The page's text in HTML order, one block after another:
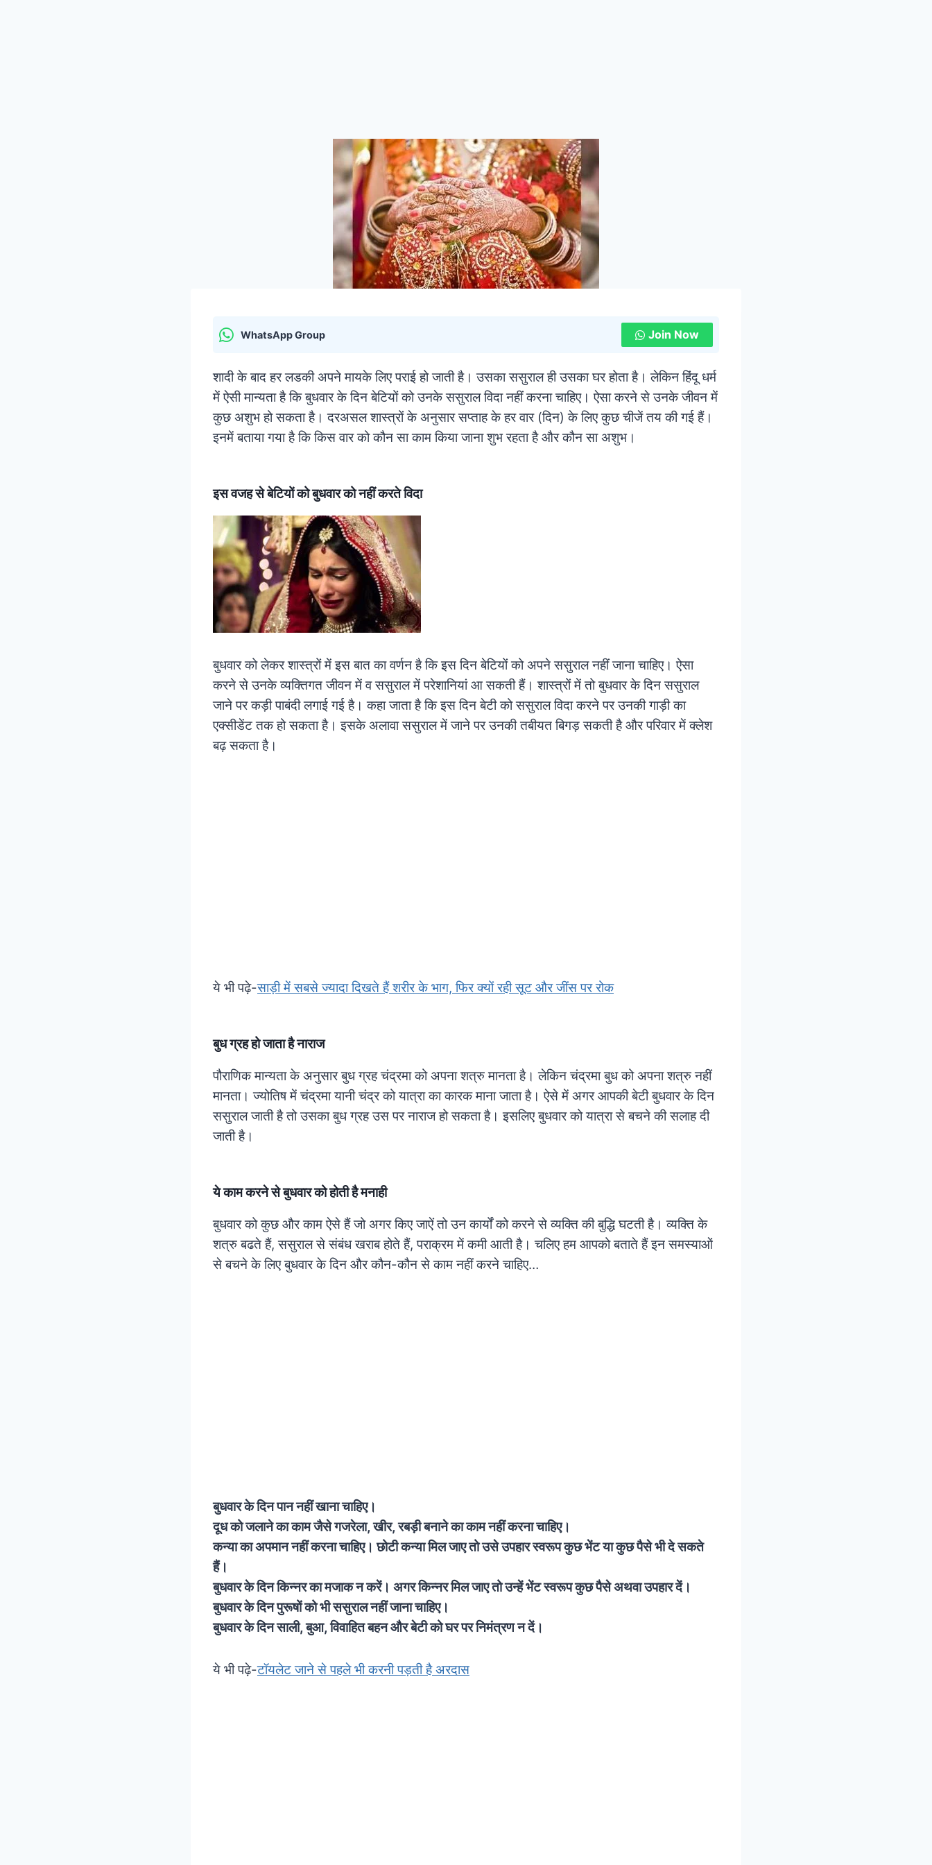
WhatsApp Group Join Now
शादी के बाद हर लडकी अपने मायके लिए पराई हो जाती है। उसका ससुराल ही उसका घर होता है। लेकिन हिंदू धर्म
में ऐसी मान्यता है कि बुधवार के दिन बेटियों को उनके ससुराल विदा नहीं करना चाहिए। ऐसा करने से उनके जीवन में
कुछ अशुभ हो सकता है। दरअसल शास्त्रों के अनुसार सप्ताह के हर वार (दिन) के लिए कुछ चीजें तय की गई हैं।
इनमें बताया गया है कि किस वार को कौन सा काम किया जाना शुभ रहता है और कौन सा अशुभ।
इस वजह से बेटियों को बुधवार को नहीं करते विदा
बुधवार को लेकर शास्त्रों में इस बात का वर्णन है कि इस दिन बेटियों को अपने ससुराल नहीं जाना चाहिए। ऐसा
करने से उनके व्यक्तिगत जीवन में व ससुराल में परेशानियां आ सकती हैं। शास्त्रों में तो बुधवार के दिन ससुराल
जाने पर कड़ी पाबंदी लगाई गई है। कहा जाता है कि इस दिन बेटी को ससुराल विदा करने पर उनकी गाड़ी का
एक्सीडेंट तक हो सकता है। इसके अलावा ससुराल में जाने पर उनकी तबीयत बिगड़ सकती है और परिवार में क्लेश
बढ़ सकता है।
ये भी पढ़े-साड़ी में सबसे ज्यादा दिखते हैं शरीर के भाग, फिर क्यों रही सूट और जींस पर रोक
बुध ग्रह हो जाता है नाराज
पौराणिक मान्यता के अनुसार बुध ग्रह चंद्रमा को अपना शत्रु मानता है। लेकिन चंद्रमा बुध को अपना शत्रु नहीं
मानता। ज्योतिष में चंद्रमा यानी चंद्र को यात्रा का कारक माना जाता है। ऐसे में अगर आपकी बेटी बुधवार के दिन
ससुराल जाती है तो उसका बुध ग्रह उस पर नाराज हो सकता है। इसलिए बुधवार को यात्रा से बचने की सलाह दी
जाती है।
ये काम करने से बुधवार को होती है मनाही
बुधवार को कुछ और काम ऐसे हैं जो अगर किए जाऐं तो उन कार्यों को करने से व्यक्ति की बुद्धि घटती है। व्यक्ति के
शत्रु बढते हैं, ससुराल से संबंध खराब होते हैं, पराक्रम में कमी आती है। चलिए हम आपको बताते हैं इन समस्याओं
से बचने के लिए बुधवार के दिन और कौन-कौन से काम नहीं करने चाहिए…
बुधवार के दिन पान नहीं खाना चाहिए।
दूध को जलाने का काम जैसे गजरेला, खीर, रबड़ी बनाने का काम नहीं करना चाहिए।
कन्या का अपमान नहीं करना चाहिए। छोटी कन्या मिल जाए तो उसे उपहार स्वरूप कुछ भेंट या कुछ पैसे भी दे सकते
हैं।
बुधवार के दिन किन्नर का मजाक न करें। अगर किन्नर मिल जाए तो उन्हें भेंट स्वरूप कुछ पैसे अथवा उपहार दें।
बुधवार के दिन पुरूषों को भी ससुराल नहीं जाना चाहिए।
बुधवार के दिन साली, बुआ, विवाहित बहन और बेटी को घर पर निमंत्रण न दें।
ये भी पढ़े-टॉयलेट जाने से पहले भी करनी पड़ती है अरदास